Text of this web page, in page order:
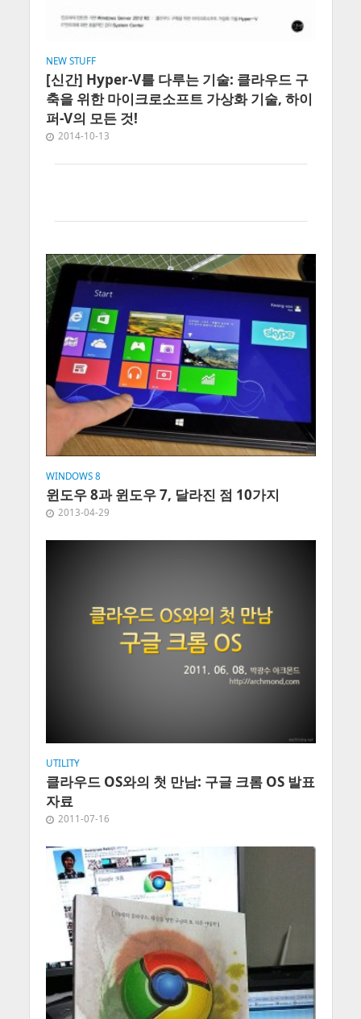
NEW STUFF
[신간] Hyper-V를 다루는 기술: 클라우드 구
축을 위한 마이크로소프트 가상화 기술, 하이
퍼-V의 모든 것!
2014-10-13
WINDOWS 8
윈도우 8과 윈도우 7, 달라진 점 10가지
2013-04-29
UTILITY
클라우드 OS와의 첫 만남: 구글 크롬 OS 발표
자료
2011-07-16